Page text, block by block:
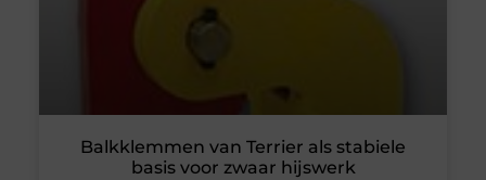
Balkklemmen van Terrier als stabiele
basis voor zwaar hijswerk